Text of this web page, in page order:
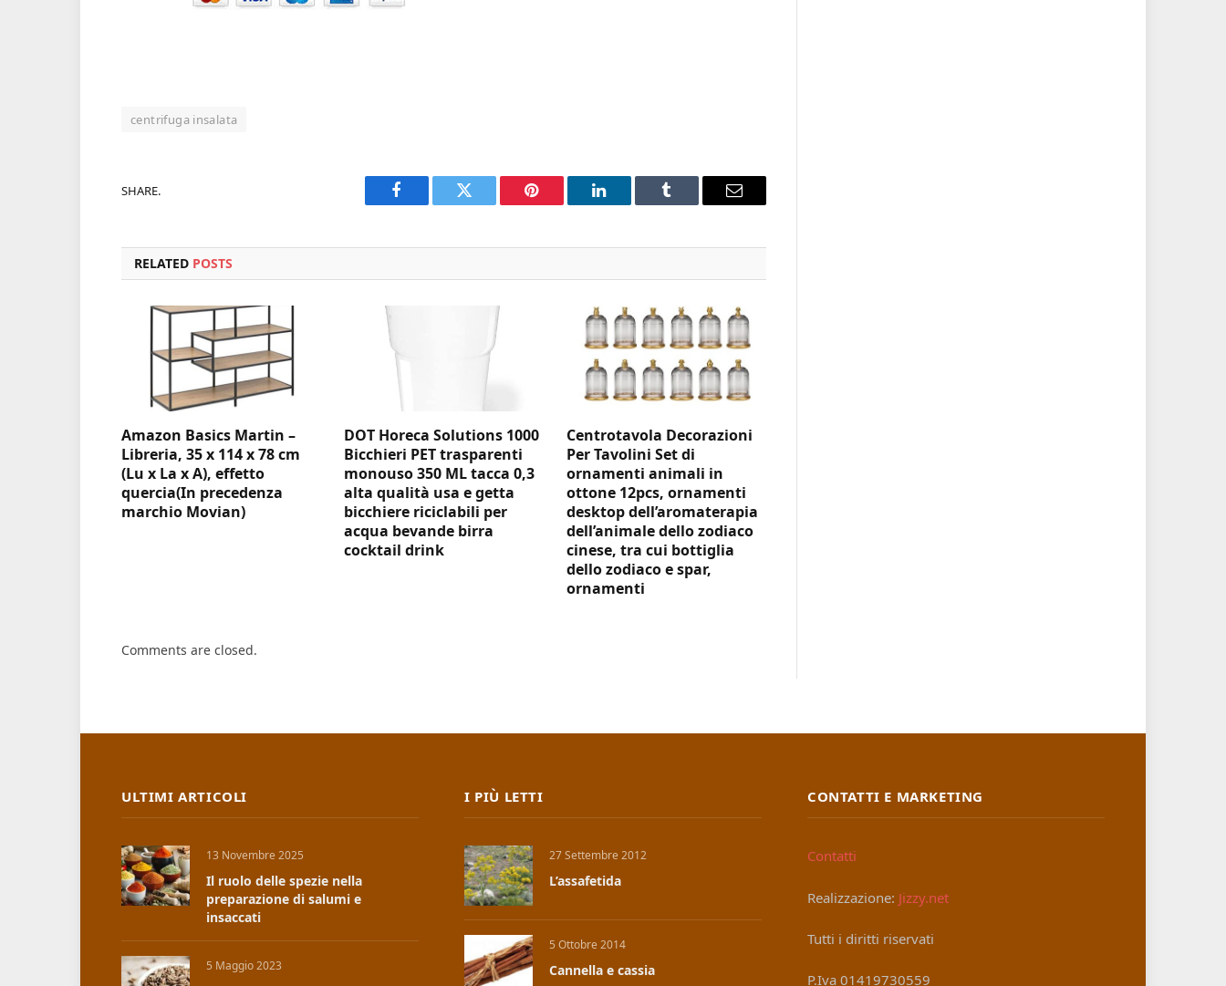
centrifuga insalata
SHARE.
Facebook Twitter Pinterest LinkedIn Tumblr Email
RELATED POSTS
Amazon Basics Martin –
Libreria, 35 x 114 x 78 cm
(Lu x La x A), effetto
quercia(In precedenza
marchio Movian)
DOT Horeca Solutions 1000
Bicchieri PET trasparenti
monouso 350 ML tacca 0,3
alta qualità usa e getta
bicchiere riciclabili per
acqua bevande birra
cocktail drink
Centrotavola Decorazioni
Per Tavolini Set di
ornamenti animali in
ottone 12pcs, ornamenti
desktop dell’aromaterapia
dell’animale dello zodiaco
cinese, tra cui bottiglia
dello zodiaco e spar,
ornamenti
Comments are closed.
ULTIMI ARTICOLI
13 Novembre 2025
Il ruolo delle spezie nella
preparazione di salumi e
insaccati
5 Maggio 2023
I PIÙ LETTI
27 Settembre 2012
L’assafetida
5 Ottobre 2014
Cannella e cassia
CONTATTI E MARKETING
Contatti
Realizzazione: Jizzy.net
Tutti i diritti riservati
P.Iva 01419730559